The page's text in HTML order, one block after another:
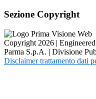
Sezione Copyright
Copyright 2026 |
Parma S.p.A. | Divisione
Disclaimer trattamento dati